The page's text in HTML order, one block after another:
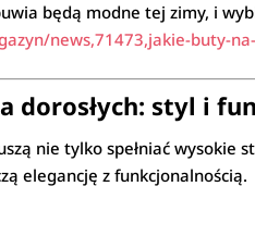
będą modne tej zimy, i
news,71473,jakie-buty-
dorosłych: styl i
nie tylko spełniać
elegancję z funkcjonalnością.